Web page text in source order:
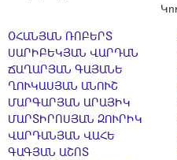
ՕՀԱՆՅԱՆ ՌՈԲԵՐՏ
ՍԱՐԻԲԵԿՅԱՆ ՎԱՐԴԱՆ
ՃԱՂԱՐՅԱՆ ԳԱՅԱՆԵ
ՂՈՒԿԱՍՅԱՆ ԱՆՈՒՇ
ՄԱՐԳԱՐՅԱՆ ԱՐԱՅԻԿ
ՄԱՐՏԻՐՈՍՅԱՆ ԶՈՒՐԻԿ
ՎԱՐԴԱՆՅԱՆ ՎԱՀԵ
ԳԱԳՅԱՆ ԱՇՈՏ